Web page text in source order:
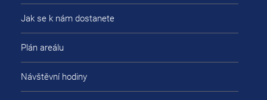
Jak se k nám dostanete
Plán areálu
Návštěvní hodiny